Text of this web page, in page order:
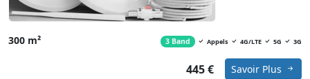
300 m² 3 Band Appels 4G/LTE 5G 3G
445 € Savoir Plus